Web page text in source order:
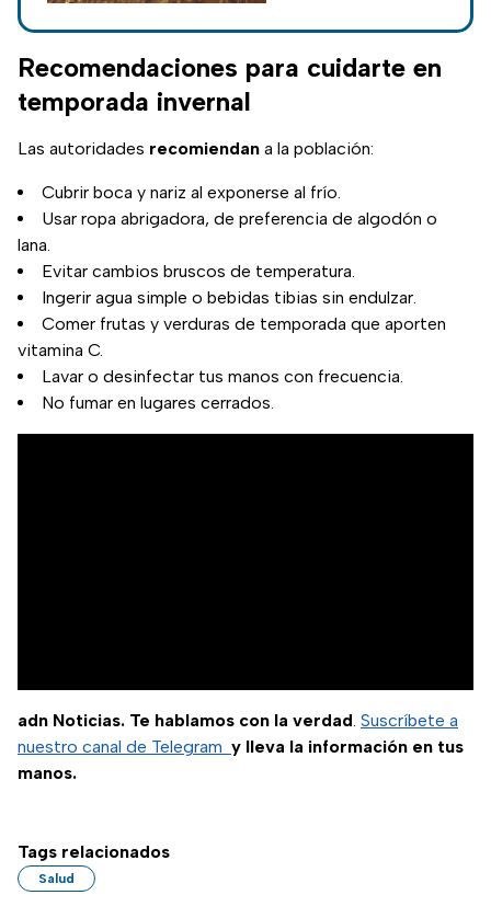
la que el cuerpo
procesa la glucosa.
Recomendaciones para cuidarte en
temporada invernal
Las autoridades recomiendan a la población:
Cubrir boca y nariz al exponerse al frío.
Usar ropa abrigadora, de preferencia de algodón o
lana.
Evitar cambios bruscos de temperatura.
Ingerir agua simple o bebidas tibias sin endulzar.
Comer frutas y verduras de temporada que aporten
vitamina C.
Lavar o desinfectar tus manos con frecuencia.
No fumar en lugares cerrados.
adn Noticias. Te hablamos con la verdad. Suscríbete a
nuestro canal de Telegram y lleva la información en tus
manos.
Tags relacionados
Salud